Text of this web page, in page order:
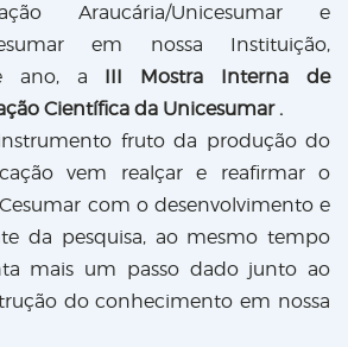
Araucária/Unicesumar e
em nossa Instituição,
ano, a III Mostra Interna de
Científica da Unicesumar .
fruto da produção do
vem realçar e reafirmar o
com o desenvolvimento e
da pesquisa, ao mesmo tempo
mais um passo dado junto ao
do conhecimento em nossa